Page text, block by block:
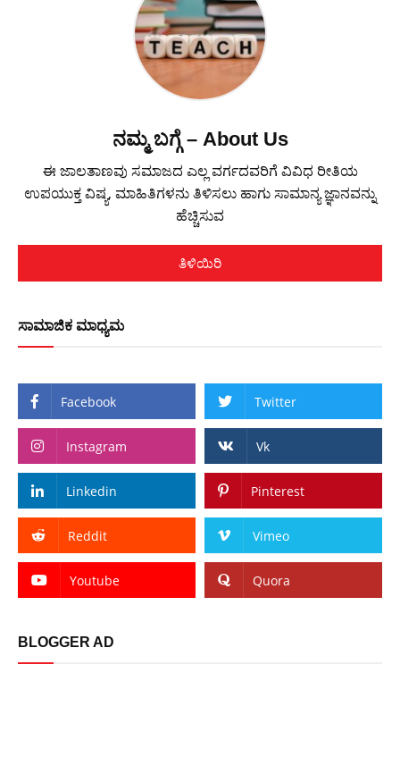
ನಮ್ಮ ಬಗ್ಗೆ – About Us
ಈ ಜಾಲತಾಣವು ಸಮಾಜದ ಎಲ್ಲ ವರ್ಗದವರಿಗೆ ವಿವಿಧ ರೀತಿಯ
ಉಪಯುಕ್ತ ವಿಷ್ಯ, ಮಾಹಿತಿಗಳನು ತಿಳಿಸಲು ಹಾಗು ಸಾಮಾನ್ಯ ಜ್ಞಾನವನ್ನು
ಹೆಚ್ಚಿಸುವ
ತಿಳಿಯಿರಿ
ಸಾಮಾಜಿಕ ಮಾಧ್ಯಮ
Facebook Twitter
Instagram Vk
Linkedin Pinterest
Reddit Vimeo
Youtube Quora
BLOGGER AD